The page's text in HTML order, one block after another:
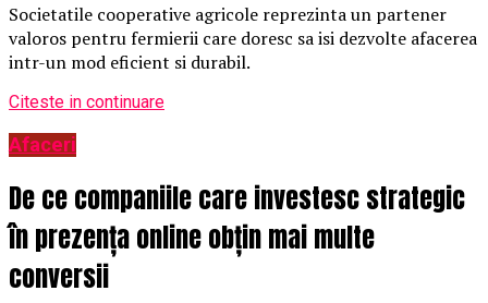
Societatile cooperative agricole reprezinta un partener
valoros pentru fermierii care doresc sa isi dezvolte afacerea
intr-un mod eficient si durabil.
Citeste in continuare
Afaceri
De ce companiile care investesc strategic
în prezența online obțin mai multe
conversii